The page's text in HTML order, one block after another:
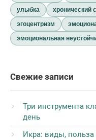
улыбка
хронический
эгоцентризм
эмоциональная
Свежие записи
Три инструмента
день
Икра: виды,